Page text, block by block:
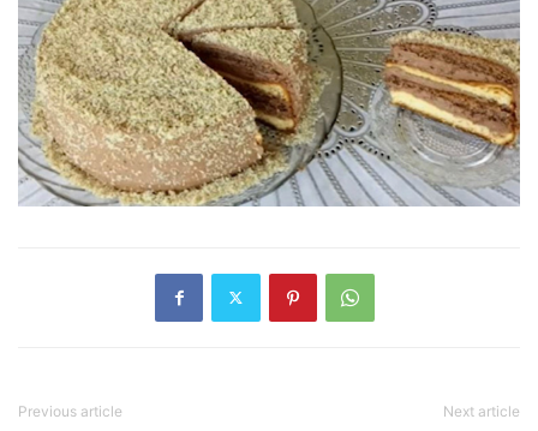
Previous article Next article